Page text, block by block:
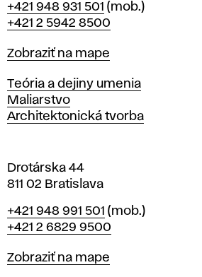
r
a
i
l
a
v
Telefón
+421 948 931 501 (mob.)
+421 2 5942 8500
Mapa
Zobraziť na mape
Katedry
Teória a dejiny umenia
Maliarstvo
Architektonická tvorba
Drotárska 44
811 02 Bratislava
Telefón
+421 948 991 501 (mob.)
+421 2 6829 9500
Mapa
Zobraziť na mape